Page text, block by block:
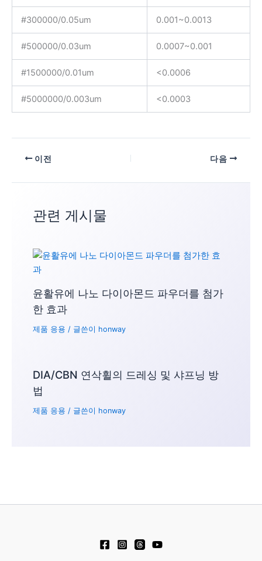
#300000/0.05um 0.001~0.0013
#500000/0.03um 0.0007~0.001
#1500000/0.01um <0.0006
#5000000/0.003um <0.0003
이전 다음
관련 게시물
윤활유에 나노 다이아몬드 파우더를 첨가
한 효과
제품 응용 / 글쓴이 honway
DIA/CBN 연삭휠의 드레싱 및 샤프닝 방
법
제품 응용 / 글쓴이 honway